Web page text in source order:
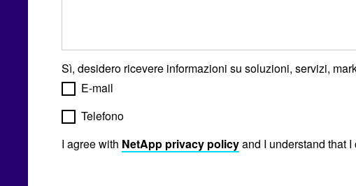
Sì, desidero ricevere informazioni su soluzioni, servizi,
E-mail
Telefono
I agree with NetApp privacy policyand I understand that I